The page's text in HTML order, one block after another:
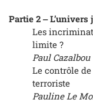
Partie 2 ‒
Les
limite ?
Paul Cazalbou
Le contrôle
terroriste
Pauline Le